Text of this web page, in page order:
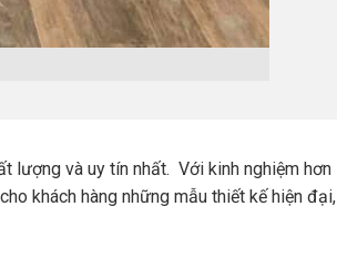
lượng và uy tín nhất. Với kinh nghiệm hơn
khách hàng những mẫu thiết kế hiện đại,